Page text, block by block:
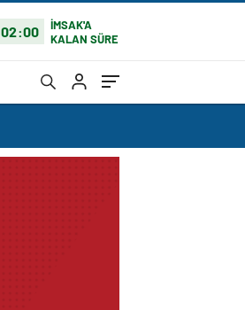
02:00
İMSAK'A
KALAN SÜRE